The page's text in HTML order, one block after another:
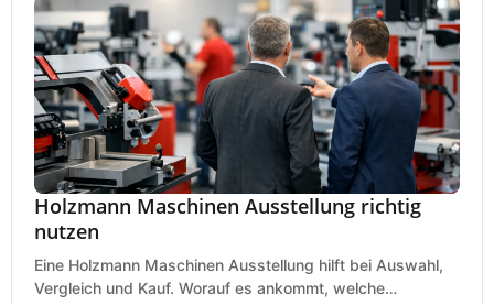
Holzmann Maschinen Ausstellung richtig
nutzen
Eine Holzmann Maschinen Ausstellung hilft bei Auswahl,
Vergleich und Kauf. Worauf es ankommt, welche